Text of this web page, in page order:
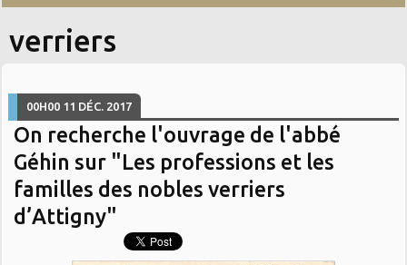
verriers
00H00 11 DÉC. 2017
On recherche l'ouvrage de l'abbé
Géhin sur "Les professions et les
familles des nobles verriers
d’Attigny"